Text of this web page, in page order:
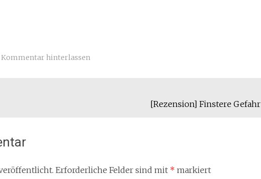
Kommentar hinterlassen
[Rezension] Finstere Gefahr
Erforderliche Felder sind mit * markiert